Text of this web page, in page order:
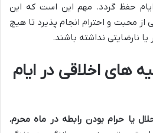
حفظ گردد. مهم این است که این
از محبت و احترام انجام پذیرد تا هیچ
نارضایتی نداشته باشند.
های اخلاقی در ایام
یا حرام بودن رابطه در ماه محرم،